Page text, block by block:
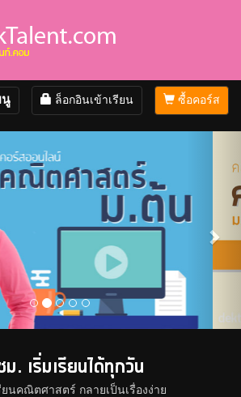
ซื้อคอร์ส
ล็อกอินเข้าเรียน
นู
. เริ่มเรียนได้ทุกวัน
ยนคณิตศาสตร์ กลายเป็นเรื่องง่าย